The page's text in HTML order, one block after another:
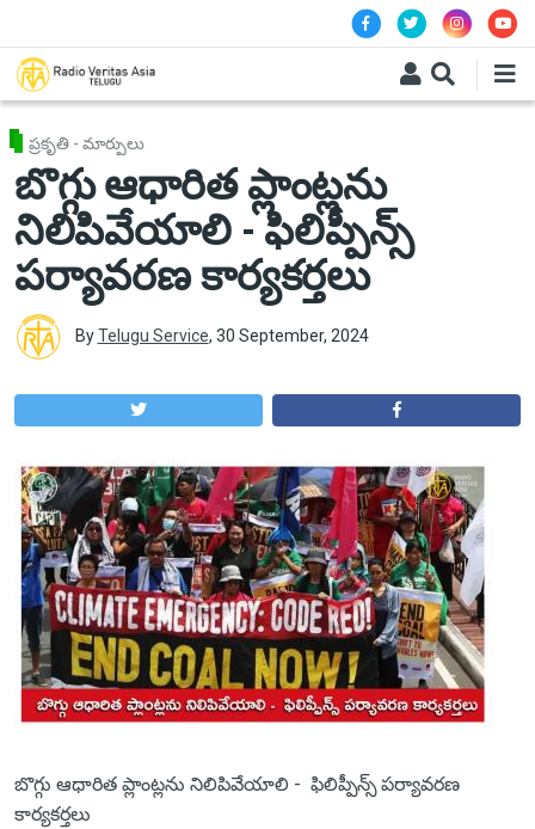
ప్రకృతి - మార్పులు
బొగ్గు ఆధారిత ప్లాంట్లను
నిలిపివేయాలి - ఫిలిప్పీన్స్
పర్యావరణ కార్యకర్తలు
ByTelugu Service, 30 September, 2024
బొగ్గు ఆధారిత ప్లాంట్లను నిలిపివేయాలి - ఫిలిప్పీన్స్ పర్యావరణ
కార్యకర్తలు